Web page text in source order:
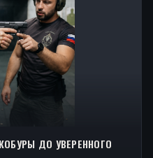
ДО УВЕРЕННОГО